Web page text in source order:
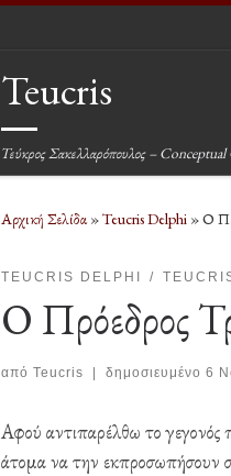
Teucris
Τεύκρος Σακελλαρόπουλος –
Αρχική Σελίδα»Teucris Delphi »Ο
TEUCRIS DELPHI
Ο Πρόεδρος
από Teucris | δημοσιευμένο 6
Αφού αντιπαρέλθω το γεγονός
άτομα να την εκπροσωπήσουν